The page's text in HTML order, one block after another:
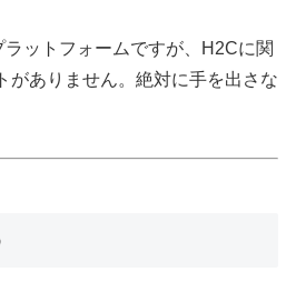
ットフォームですが、H2Cに関
がありません。絶対に手を出さな